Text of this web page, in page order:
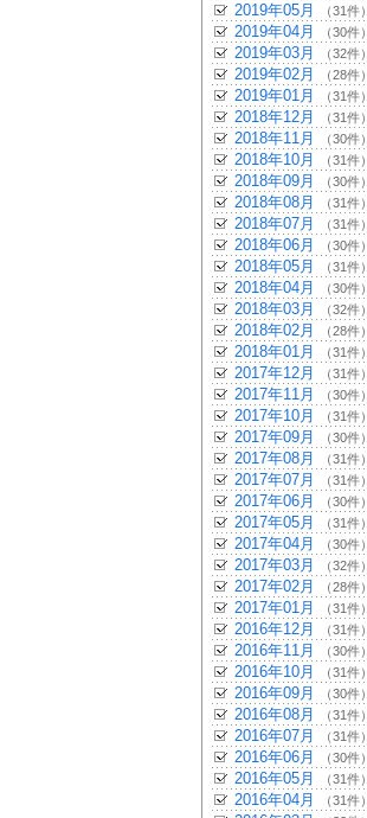
2019年05月 （31件）
2019年04月 （30件）
2019年03月 （32件）
2019年02月 （28件）
2019年01月 （31件）
2018年12月 （31件）
2018年11月 （30件）
2018年10月 （31件）
2018年09月 （30件）
2018年08月 （31件）
2018年07月 （31件）
2018年06月 （30件）
2018年05月 （31件）
2018年04月 （30件）
2018年03月 （32件）
2018年02月 （28件）
2018年01月 （31件）
2017年12月 （31件）
2017年11月 （30件）
2017年10月 （31件）
2017年09月 （30件）
2017年08月 （31件）
2017年07月 （31件）
2017年06月 （30件）
2017年05月 （31件）
2017年04月 （30件）
2017年03月 （32件）
2017年02月 （28件）
2017年01月 （31件）
2016年12月 （31件）
2016年11月 （30件）
2016年10月 （31件）
2016年09月 （30件）
2016年08月 （31件）
2016年07月 （31件）
2016年06月 （30件）
2016年05月 （31件）
2016年04月 （31件）